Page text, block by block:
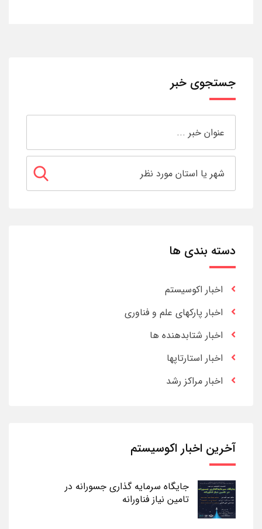
جستجوی خبر
دسته بندی ها
اخبار اکوسیستم
اخبار پارکهای علم و فناوری
اخبار شتابدهنده ها
اخبار استارتاپها
اخبار مراکز رشد
آخرین اخبار اکوسیستم
جایگاه سرمایه گذاری جسورانه در
تامین نیاز فناورانه